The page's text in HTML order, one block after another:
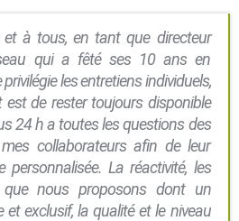
à tous, en tant que directeur
qui a fêté ses 10 ans en
les entretiens individuels,
de rester toujours disponible
24 h a toutes les questions des
collaborateurs afin de leur
personnalisée. La réactivité, les
que nous proposons dont un
et exclusif, la qualité et le niveau